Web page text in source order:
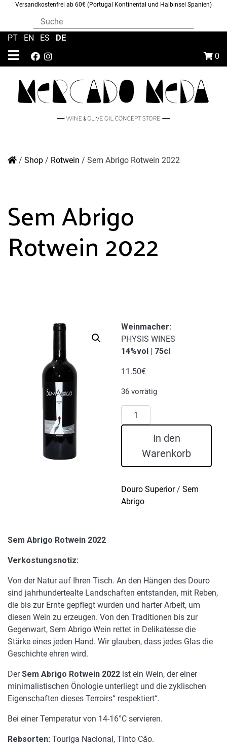
Versandkostenfrei ab 60€ (Portugal Kontinental und Halbinsel Spanien)
0
PT EN ES DE
/ Shop / Rotwein / Sem Abrigo Rotwein 2022
Sem Abrigo
Rotwein 2022
Weinmacher:
PHYSIS WINES
14%vol | 75cl
11.50€
36 vorrätig
Sem
Abrigo
Menge
In den
Warenkorb
Douro Superior/ Sem
Abrigo
Sem Abrigo Rotwein 2022
Verkostungsnotiz:
Von der Natur auf Ihren Tisch. An den Hängen des Douro
sind jahrhundertealte Landschaften entstanden, mit Reben,
die bis zur Ernte gepflegt wurden und harter Arbeit, um
diesen Wein zu erzeugen. Von den Traditionen bis zur
Gegenwart, Sem Abrigo Wein rettet in Delikatesse die
Stärke eines jeden Hand. Wir glauben, dass jedes Glas die
Geschichte ehren wird.
DerSem Abrigo Rotwein 2022 ist ein Wein, der einer
minimalistischen Önologie unterliegt und die zyklischen
Eigenschaften dieses Terroirs“ respektiert“.
Bei einer Temperatur von 14-16°C servieren.
Rebsorten: Touriga Nacional, Tinto Cão.